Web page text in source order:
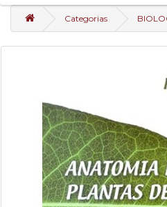
Categorias